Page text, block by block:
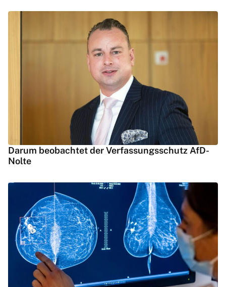
Darum beobachtet der Verfassungsschutz AfD-
Nolte